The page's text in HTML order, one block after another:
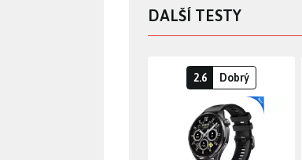
DALŠÍ TESTY
2.6 Dobrý